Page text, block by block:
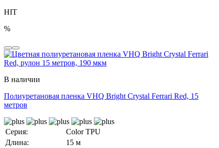
HIT
%
В наличии
Полиуретановая пленка VHQ Bright Crystal Ferrari Red, 15
метров
Серия:
Color TPU
Длина:
15 м